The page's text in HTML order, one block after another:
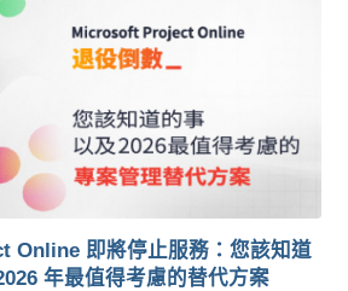
Online 即將停止服務：您該知道
年最值得考慮的替代方案